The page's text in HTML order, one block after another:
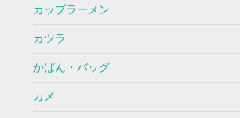
カップラーメン
カツラ
かばん・バッグ
カメ